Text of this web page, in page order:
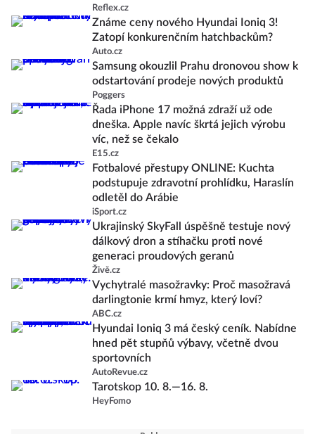
Reflex.cz
Známe ceny nového Hyundai Ioniq 3!
Zatopí konkurenčním hatchbackům?
Auto.cz
Samsung okouzlil Prahu dronovou show k
odstartování prodeje nových produktů
Poggers
Řada iPhone 17 možná zdraží už ode
dneška. Apple navíc škrtá jejich výrobu
víc, než se čekalo
E15.cz
Fotbalové přestupy ONLINE: Kuchta
podstupuje zdravotní prohlídku, Haraslín
odletěl do Arábie
iSport.cz
Ukrajinský SkyFall úspěšně testuje nový
dálkový dron a stíhačku proti nové
generaci proudových geranů
Živě.cz
Vychytralé masožravky: Proč masožravá
darlingtonie krmí hmyz, který loví?
ABC.cz
Hyundai Ioniq 3 má český ceník. Nabídne
hned pět stupňů výbavy, včetně dvou
sportovních
AutoRevue.cz
Tarotskop 10. 8.—16. 8.
HeyFomo